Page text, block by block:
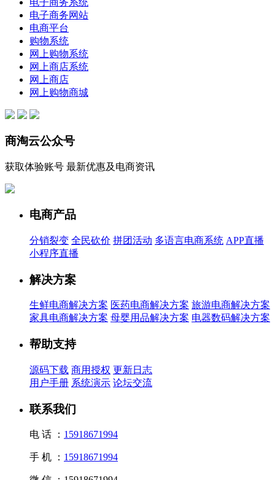
电子商务系统
电子商务网站
电商平台
购物系统
网上购物系统
网上商店系统
网上商店
网上购物商城
商淘云公众号
获取体验账号 最新优惠及电商资讯
电商产品
分销裂变 全民砍价 拼团活动 多语言电商系统 APP直播
小程序直播
解决方案
生鲜电商解决方案 医药电商解决方案 旅游电商解决方案
家具电商解决方案 母婴用品解决方案 电器数码解决方案
帮助支持
源码下载 商用授权 更新日志
用户手册 系统演示 论坛交流
联系我们
电 话 ： 15918671994
手 机 ： 15918671994